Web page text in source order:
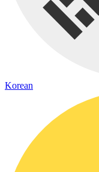
Korean